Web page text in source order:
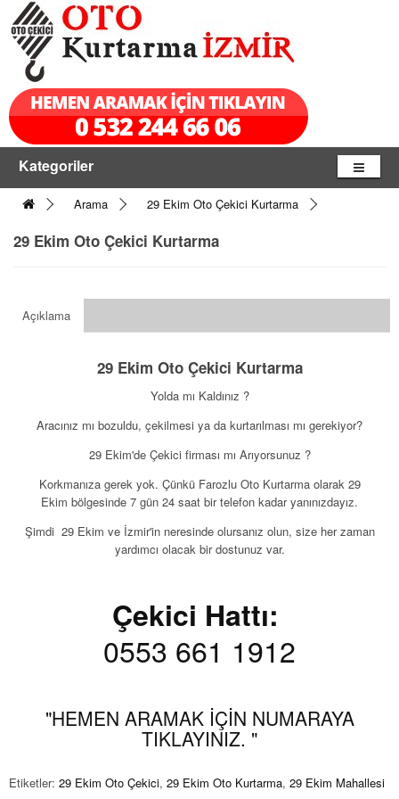
Kategoriler
Arama 29 Ekim Oto Çekici Kurtarma
29 Ekim Oto Çekici Kurtarma
Açıklama
29 Ekim Oto Çekici Kurtarma
Yolda mı Kaldınız ?
Aracınız mı bozuldu, çekilmesi ya da kurtarılması mı gerekiyor?
29 Ekim'de Çekici firması mı Arıyorsunuz ?
Korkmanıza gerek yok. Çünkü Farozlu Oto Kurtarma olarak 29
Ekim bölgesinde 7 gün 24 saat bir telefon kadar yanınızdayız.
Şimdi 29 Ekim ve İzmir'in neresinde olursanız olun, size her zaman
yardımcı olacak bir dostunuz var.
Çekici Hattı:
0553 661 1912
"HEMEN ARAMAK İÇİN NUMARAYA
TIKLAYINIZ. "
Etiketler: 29 Ekim Oto Çekici, 29 Ekim Oto Kurtarma, 29 Ekim Mahallesi